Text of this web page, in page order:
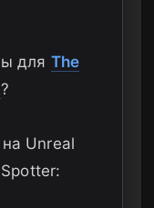
для The
?
Unreal